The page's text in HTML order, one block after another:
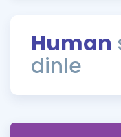
Rehberlik Aracı
ÖSYM Sınav
Human
dinle